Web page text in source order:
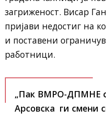
загриженост. Висар
пријави недостиг на
и поставени
работници.
„Пак ВМРО-ДПМНЕ
Арсовска ги смени